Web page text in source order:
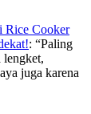
Rice Cooker
: “Paling
lengket,
juga karena